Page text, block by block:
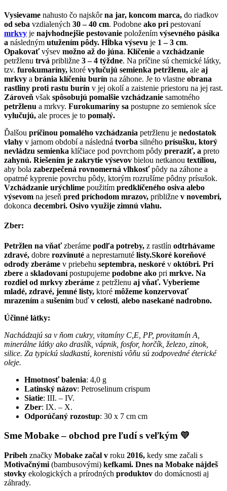
Vysievame nahusto čo najskôrna jar, koncom marca, do riadkov
od seba vzdialených 30 – 40 cm. Podobne ako pri pestovaní
mrkvy je najvhodnejšie pestovanie položením výsevného pásika
a následným utužením pôdy. Hĺbka výsevu je 1 – 3 cm.
Opakovaťvýsev možno až do júna. Klíčenie a vzchádzanie
petržlenu trvá približne 3 – 4 týždne. Na príčine sú chemické látky,
tzv. furokumaríny, ktoré vylučujú semienka petržlenu, ale aj
mrkvy a bránia klíčeniu burín na záhone. Je to vlastne obrana
rastliny proti rastu burín v jej okolí a zaistenie priestoru na jej rast.
Zároveň však spôsobujú pomalšie vzchádzanie samotného
petržlenu a mrkvy. Furokumaríny sa postupne zo semienok síce
vylučujú, ale proces je to pomalý.
Ďalšou príčinou pomalého vzchádzania petržlenu je nedostatok
vlahy v jarnom období a následná tvorba silného prísušku, ktorý
nevládzu semienka klíčiace pod povrchom pôdy preraziť, a preto
zahynú. Riešením je zakrytie výsevov bielou netkanou textíliou,
aby bola zabezpečená rovnomerná vlhkosťpôdy na záhone a
opatrné kyprenie povrchu pôdy, ktorým rozrušíme pôdny prísušok.
Vzchádzanie urýchlime použitím predklíčeného osiva alebo
výsevom na jeseň pred príchodom mrazov, približne v novembri,
dokonca decembri. Osivo využije zimnú vlahu.
Zber:
Petržlen na vňaťzberáme podľa potreby, z rastlín odtrhávame
zdravé, dobre rozvinuté a neprestarnuté listy.Skoré koreňové
odrody zberáme v priebehu septembra, neskoré v októbri. Pri
zbere a skladovanípostupujeme podobne ako pri mrkve. Na
rozdiel od mrkvy zberáme z petržlenu aj vňať. Vyberieme
mladé, zdravé, jemné listy, ktoré môžeme konzervovať
mrazením a sušením buď v celosti, alebo nasekané nadrobno.
Účinné látky:
Nachádzajú sa v ňom cukry, vitamíny C,E, PP, provitamín A,
minerálne látky ako draslík, vápnik, fosfor, horčík, železo, zinok,
silice. Za typickú sladkastú, korenistú vôňu sú zodpovedné éterické
oleje.
Hmotnosť balenia: 4,0 g
Latinský názov: Petroselinum crispum
Siatie: III. – IV.
Zber: IX. – X.
Odporúčaný rozostup: 30 x 7 cm cm
Sme Mobake – obchod pre ľudí s veľkým 💛
Príbeh značky Mobake začal v roku 2016, kedy sme začali s
Motivačnými (bambusovými) kefkami. Dnes na Mobake nájdeš
stovky ekologických a prírodných produktov do domácnosti aj
záhrady.